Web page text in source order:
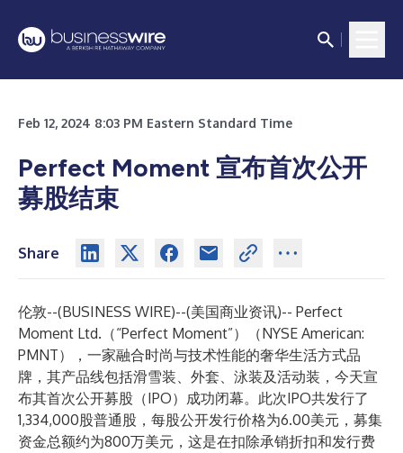
Feb 12, 2024 8:03 PM Eastern Standard Time
Perfect Moment 宣布首次公开
募股结束
Share
伦敦--(BUSINESS WIRE)--(美国商业资讯)-- Perfect
Moment Ltd.（“Perfect Moment”）（NYSE American:
PMNT），一家融合时尚与技术性能的奢华生活方式品
牌，其产品线包括滑雪装、外套、泳装及活动装，今天宣
布其首次公开募股（IPO）成功闭幕。此次IPO共发行了
1,334,000股普通股，每股公开发行价格为6.00美元，募集
资金总额约为800万美元，这是在扣除承销折扣和发行费